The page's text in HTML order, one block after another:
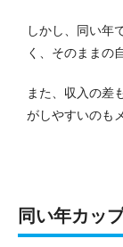
しかし、同い年
く、そのままの
また、収入の差
がしやすいのも
同い年カッ